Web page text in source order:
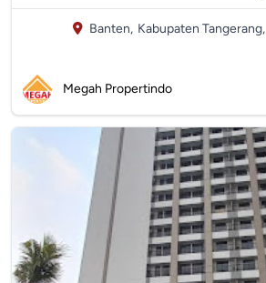
Banten, Kabupaten Tangerang,
Megah Propertindo